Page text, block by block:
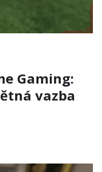
Gaming:
vazba